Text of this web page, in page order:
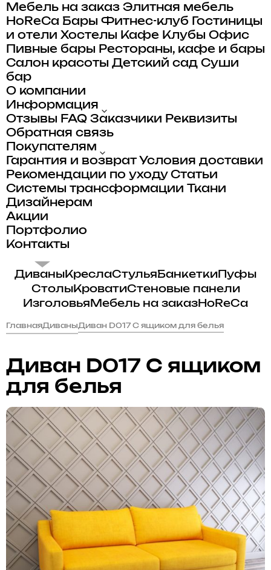
Мебель на заказ Элитная мебель
HoReCa Бары Фитнес-клуб
Гостиницы
и отели Хостелы Кафе Клубы Офис
Пивные бары Рестораны, кафе и бары
Салон красоты Детский сад Суши
бар
О компании
Информация
Отзывы FAQ Заказчики Реквизиты
Обратная связь
Покупателям
Гарантия и возврат Условия доставки
Рекомендации по уходу Статьи
Системы трансформации
Ткани
Дизайнерам
Акции
Портфолио
Контакты
ДиваныКреслаСтульяБанкеткиПуфы
СтолыКроватиСтеновые панели
Изголовья Мебель на заказHoReCa
ГлавнаяДиваныДиван D017 С ящиком для белья
Диван D017 С ящиком
для белья